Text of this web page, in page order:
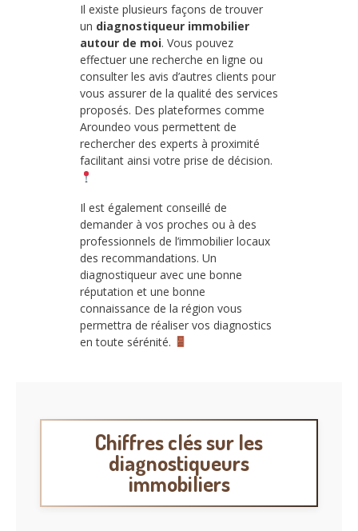
Il existe plusieurs façons de trouver
un diagnostiqueur immobilier
autour de moi. Vous pouvez
effectuer une recherche en ligne ou
consulter les avis d’autres clients pour
vous assurer de la qualité des services
proposés. Des plateformes comme
Aroundeo vous permettent de
rechercher des experts à proximité
facilitant ainsi votre prise de décision.
Il est également conseillé de
demander à vos proches ou à des
professionnels de l’immobilier locaux
des recommandations. Un
diagnostiqueur avec une bonne
réputation et une bonne
connaissance de la région vous
permettra de réaliser vos diagnostics
en toute sérénité.
Chiffres clés sur les
diagnostiqueurs
immobiliers